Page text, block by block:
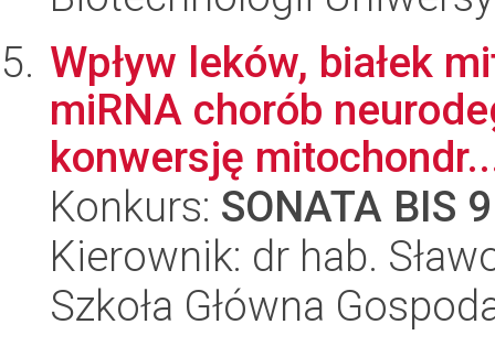
Wpływ leków, białek
miRNA chorób
konwersję
Konkurs: SONATA BIS 9
Kierownik: dr hab.
Szkoła Główna